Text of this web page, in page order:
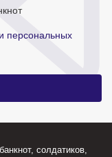
персональных
солдатиков,